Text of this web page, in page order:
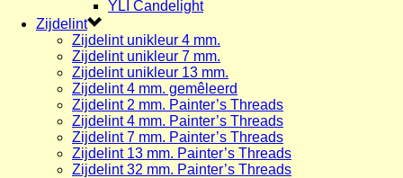
YLI Candelight
Zijdelint
Zijdelint unikleur 4 mm.
Zijdelint unikleur 7 mm.
Zijdelint unikleur 13 mm.
Zijdelint 4 mm. gemêleerd
Zijdelint 2 mm. Painter’s Threads
Zijdelint 4 mm. Painter’s Threads
Zijdelint 7 mm. Painter’s Threads
Zijdelint 13 mm. Painter’s Threads
Zijdelint 32 mm. Painter’s Threads